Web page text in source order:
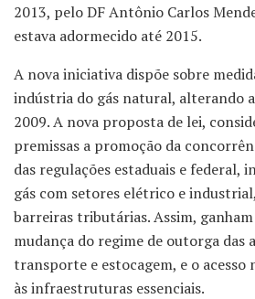
2013, pelo DF Antônio Carlos
estava adormecido até 2015.
A nova iniciativa dispõe sobre
indústria do gás natural, alterando
2009. A nova proposta de lei,
premissas a promoção da
das regulações estaduais e federal,
gás com setores elétrico e
barreiras tributárias. Assim,
mudança do regime de outorga das
transporte e estocagem, e o
às infraestruturas essenciais.